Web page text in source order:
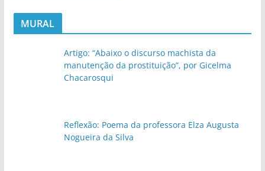
MURAL
Artigo: “Abaixo o discurso machista da
manutenção da prostituição”, por Gicelma
Chacarosqui
Reflexão: Poema da professora Elza Augusta
Nogueira da Silva